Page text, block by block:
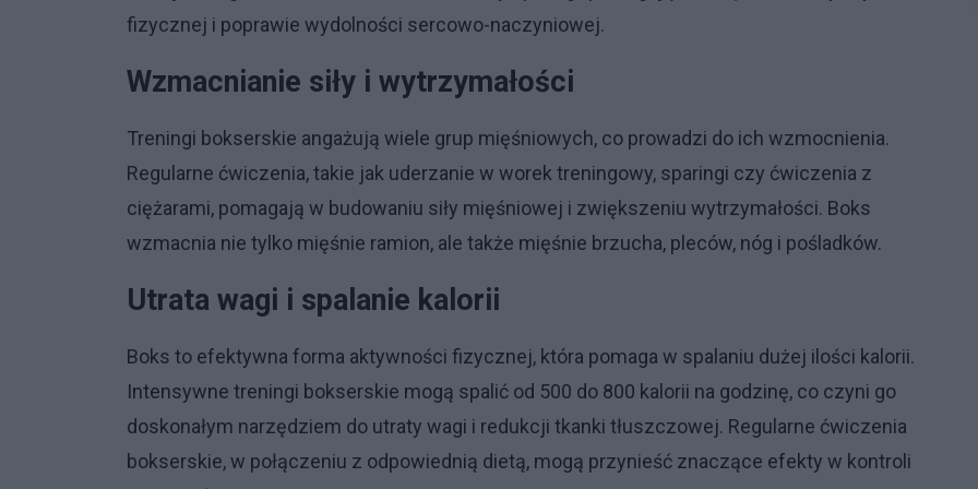
fizycznej i poprawie wydolności sercowo-naczyniowej.
Wzmacnianie siły i wytrzymałości
Treningi bokserskie angażują wiele grup mięśniowych, co prowadzi do ich wzmocnienia.
Regularne ćwiczenia, takie jak uderzanie w worek treningowy, sparingi czy ćwiczenia z
ciężarami, pomagają w budowaniu siły mięśniowej i zwiększeniu wytrzymałości. Boks
wzmacnia nie tylko mięśnie ramion, ale także mięśnie brzucha, pleców, nóg i pośladków.
Utrata wagi i spalanie kalorii
Boks to efektywna forma aktywności fizycznej, która pomaga w spalaniu dużej ilości kalorii.
Intensywne treningi bokserskie mogą spalić od 500 do 800 kalorii na godzinę, co czyni go
doskonałym narzędziem do utraty wagi i redukcji tkanki tłuszczowej. Regularne ćwiczenia
bokserskie, w połączeniu z odpowiednią dietą, mogą przynieść znaczące efekty w kontroli